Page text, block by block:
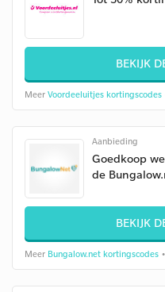
BEKIJK
Meer Voordeeluitjes kortingscodes
Aanbieding
Goedkoop
de
BEKIJK
Meer Bungalow.net kortingscodes